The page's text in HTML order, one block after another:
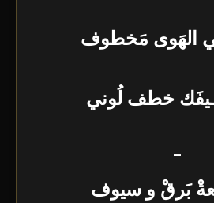
الهَوى مَخطوف
خطف لُوني
–
بَرقْ و سيوف